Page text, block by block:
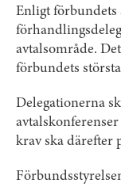
Enligt förbundets
avtalsområde.
förbundets
Delegationerna
krav ska därefter